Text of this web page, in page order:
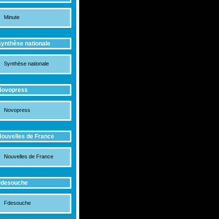
Minute
nationale
Synthèse nationale
Novopress
de France
Nouvelles de France
Fdesouche